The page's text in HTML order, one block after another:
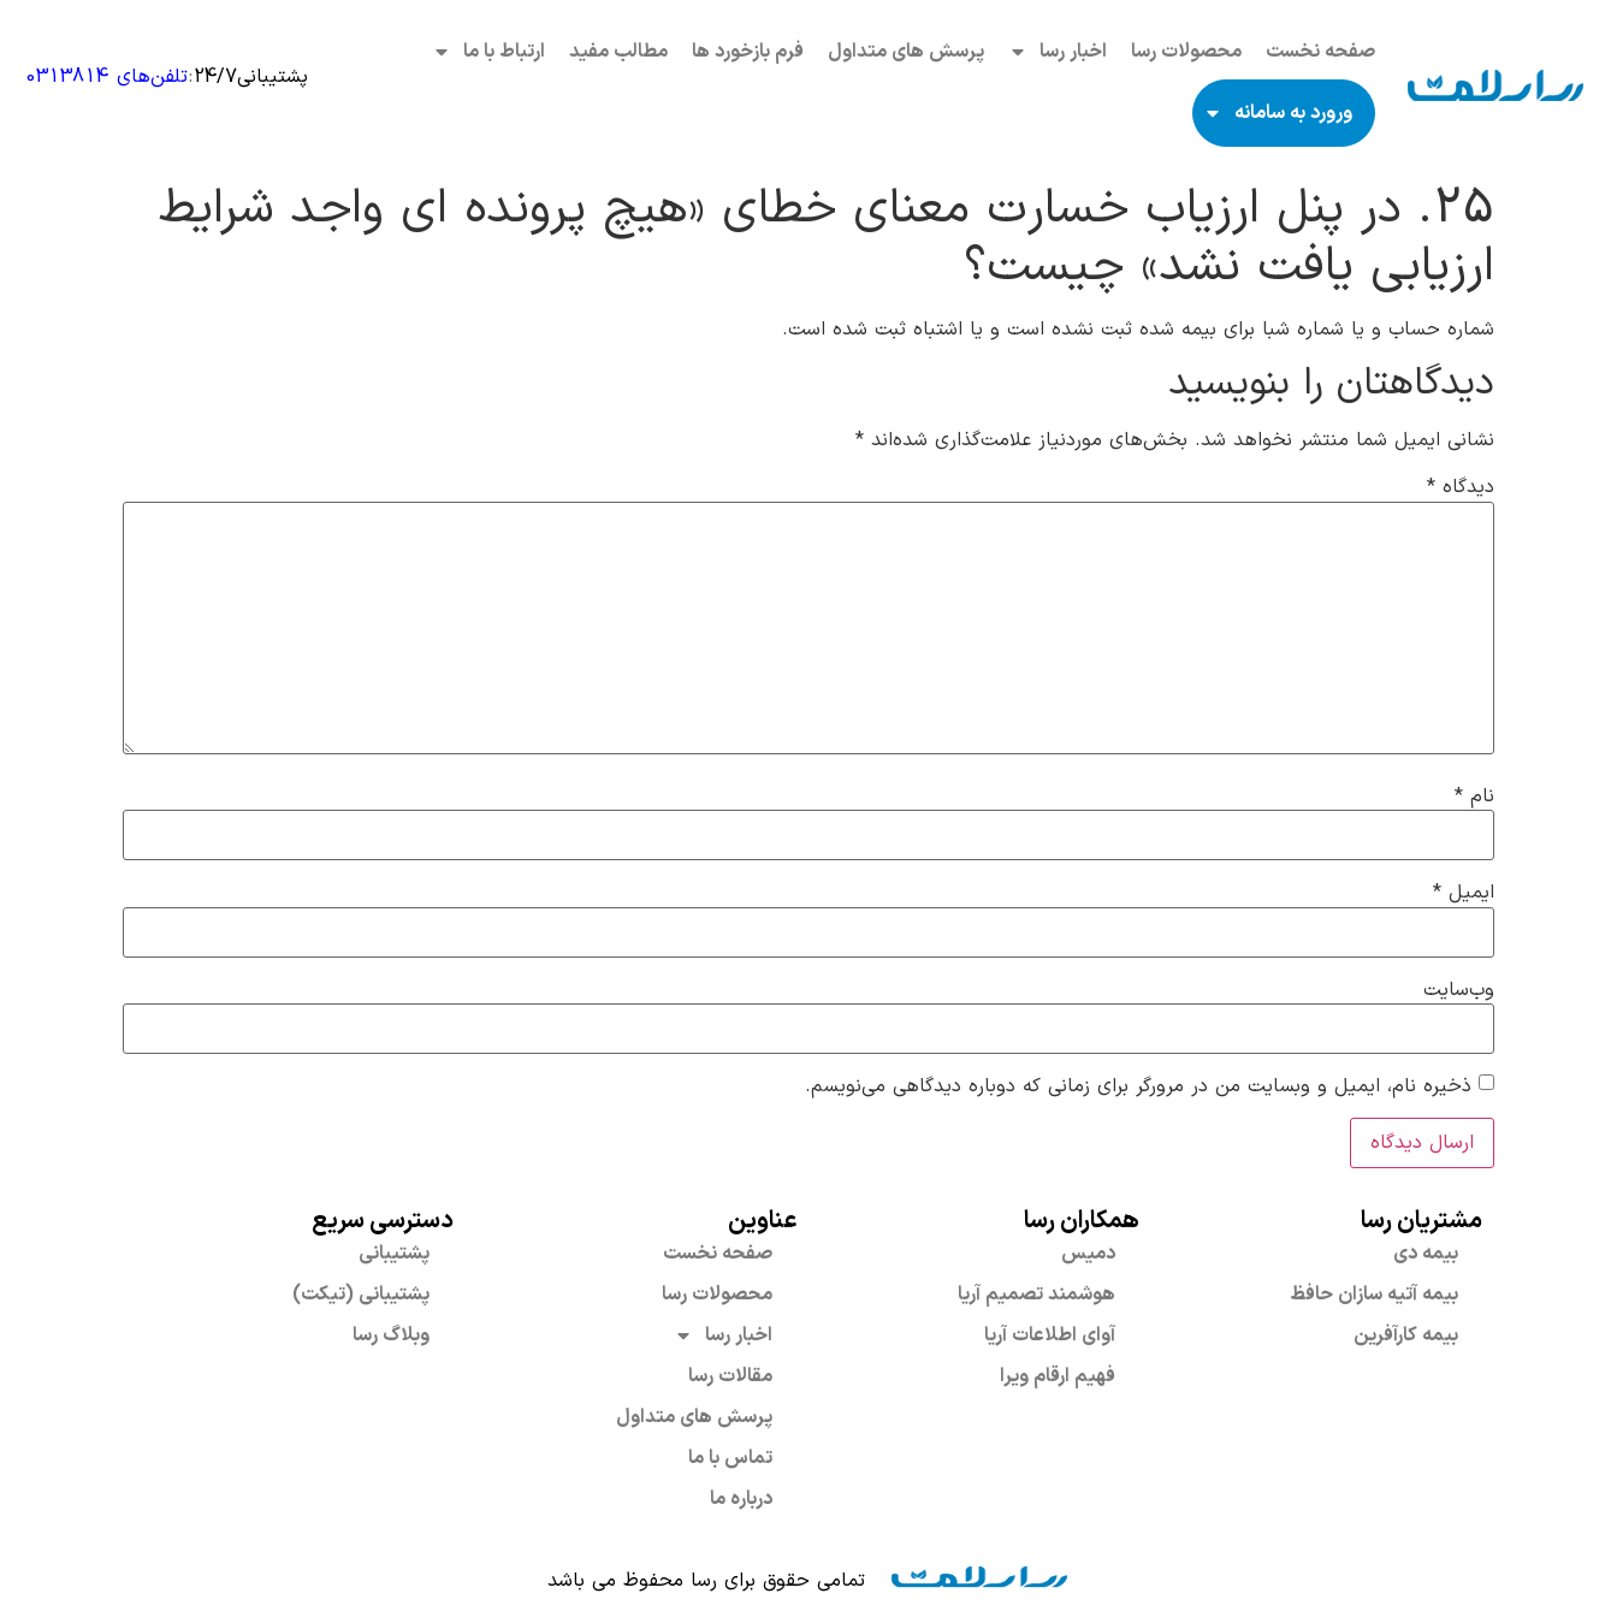
صفحه نخست محصولات رسا اخبار رسا پرسش های متداول فرم بازخورد ها مطالب مفید ارتباط با ما
ورورد به سامانه
پشتیبانی24/7 :تلفن‌های 0313814
25. در پنل ارزیاب خسارت معنای خطای «هیچ پرونده ای واجد شرایط
ارزیابی یافت نشد» چیست؟
شماره حساب و یا شماره شبا برای بیمه شده ثبت نشده است و یا اشتباه ثبت شده است.
دیدگاهتان را بنویسید
نشانی ایمیل شما منتشر نخواهد شد. بخش‌های موردنیاز علامت‌گذاری شده‌اند *
دیدگاه *
نام *
ایمیل *
وب‌سایت
ذخیره نام، ایمیل و وبسایت من در مرورگر برای زمانی که دوباره دیدگاهی می‌نویسم.
مشتریان رسا
بیمه دی
بیمه آتیه سازان حافظ
بیمه کارآفرین
همکاران رسا
دمیس
هوشمند تصمیم آریا
آوای اطلاعات آریا
فهیم ارقام ویرا
عناوین
صفحه نخست
محصولات رسا
اخبار رسا
مقالات رسا
پرسش های متداول
تماس با ما
درباره ما
دسترسی سریع
پشتیبانی
پشتیبانی (تیکت)
وبلاگ رسا
تمامی حقوق برای رسا محفوظ می باشد